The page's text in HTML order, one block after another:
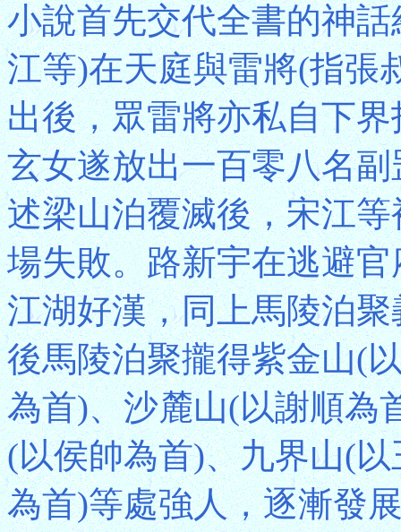
小說首先交代全書的神
江等)在天庭與雷將(指張
出後，眾雷將亦私自下
玄女遂放出一百零八名
述梁山泊覆滅後，宋江
場失敗。路新宇在逃避
江湖好漢，同上馬陵泊
後馬陵泊聚攏得紫金山(
為首)、沙麓山(以謝順為
(以侯帥為首)、九界山(
為首)等處強人，逐漸發